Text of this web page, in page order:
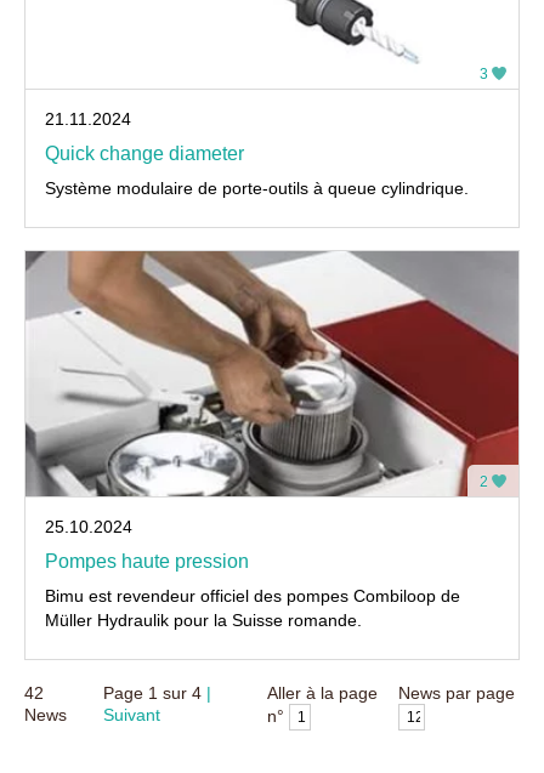
3
21.11.2024
Quick change diameter
Système modulaire de porte-outils à queue cylindrique.
2
25.10.2024
Pompes haute pression
Bimu est revendeur officiel des pompes Combiloop de
Müller Hydraulik pour la Suisse romande.
42
News
Page 1 sur4
Suivant
Aller à la page
n°
News par page